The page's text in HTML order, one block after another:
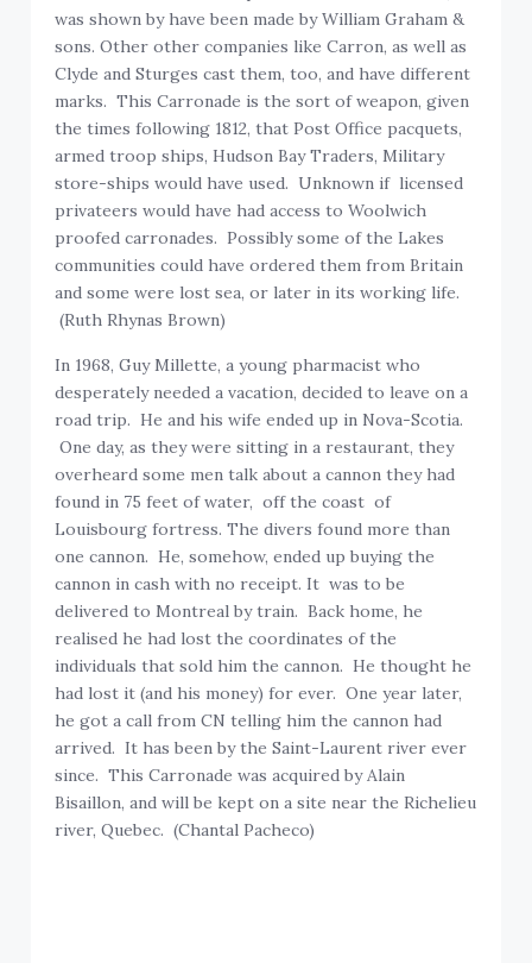
was shown by have been made by William Graham &
sons. Other other companies like Carron, as well as
Clyde and Sturges cast them, too, and have different
marks. This Carronade is the sort of weapon, given
the times following 1812, that Post Office pacquets,
armed troop ships, Hudson Bay Traders, Military
store-ships would have used. Unknown if licensed
privateers would have had access to Woolwich
proofed carronades. Possibly some of the Lakes
communities could have ordered them from Britain
and some were lost sea, or later in its working life.
(Ruth Rhynas Brown)
In 1968, Guy Millette, a young pharmacist who
desperately needed a vacation, decided to leave on a
road trip. He and his wife ended up in Nova-Scotia.
One day, as they were sitting in a restaurant, they
overheard some men talk about a cannon they had
found in 75 feet of water, off the coast of
Louisbourg fortress. The divers found more than
one cannon. He, somehow, ended up buying the
cannon in cash with no receipt. It was to be
delivered to Montreal by train. Back home, he
realised he had lost the coordinates of the
individuals that sold him the cannon. He thought he
had lost it (and his money) for ever. One year later,
he got a call from CN telling him the cannon had
arrived. It has been by the Saint-Laurent river ever
since. This Carronade was acquired by Alain
Bisaillon, and will be kept on a site near the Richelieu
river, Quebec. (Chantal Pacheco)